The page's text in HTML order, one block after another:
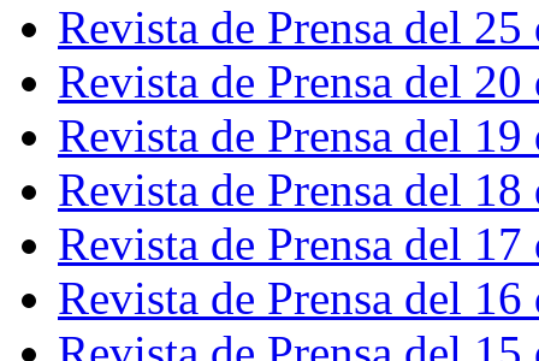
Revista de Prensa del
Revista de Prensa del
Revista de Prensa del
Revista de Prensa del
Revista de Prensa del
Revista de Prensa del